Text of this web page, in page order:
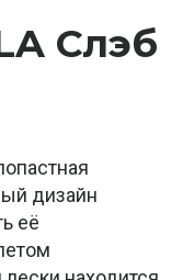
Слэб
дизайн
её